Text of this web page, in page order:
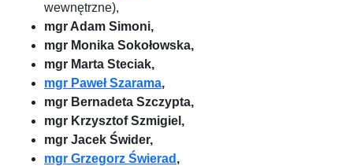
wewnętrzne),
mgr Adam Simoni,
mgr Monika Sokołowska,
mgr Marta Steciak,
mgr Paweł Szarama,
mgr Bernadeta Szczypta,
mgr Krzysztof Szmigiel,
mgr Jacek Świder,
mgr Grzegorz Świerad ,